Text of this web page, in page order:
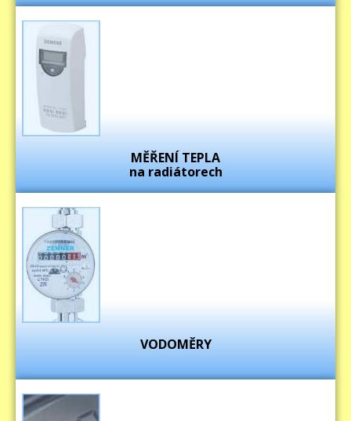
MĚŘENÍ TEPLA
na radiátorech
VODOMĚRY